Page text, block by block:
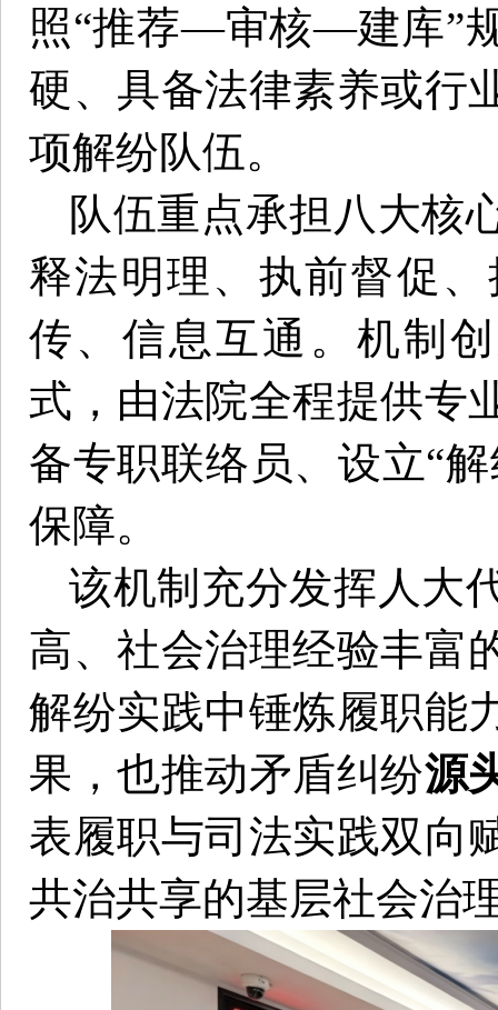
照“推荐—审核—建库”
硬、具备法律素养或行
项解纷队伍。
队伍重点承担八大核
释法明理、执前督促
传、信息互通。机制
式，由法院全程提供专
备专职联络员、设立“
保障。
该机制充分发挥人大
高、社会治理经验丰富
解纷实践中锤炼履职能
果，也推动矛盾纠纷源
表履职与司法实践双向
共治共享的基层社会治